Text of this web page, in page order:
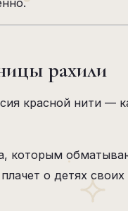
рахили
красной нити —
которым
о детях